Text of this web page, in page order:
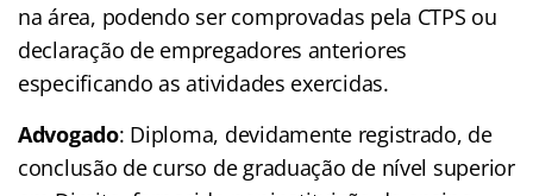
na área, podendo ser comprovadas pela CTPS ou
declaração de empregadores anteriores
especificando as atividades exercidas.
Advogado: Diploma, devidamente registrado, de
conclusão de curso de graduação de nível superior